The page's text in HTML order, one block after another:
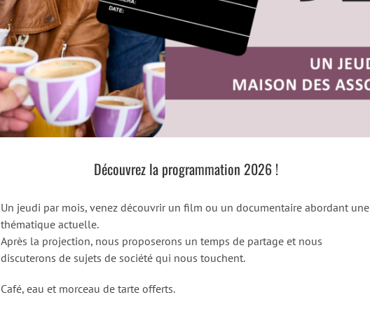
Découvrez la programmation 2026 !
Un jeudi par mois, venez découvrir un film ou un documentaire abordant une
thématique actuelle.
Après la projection, nous proposerons un temps de partage et nous
discuterons de sujets de société qui nous touchent.
Café, eau et morceau de tarte offerts.